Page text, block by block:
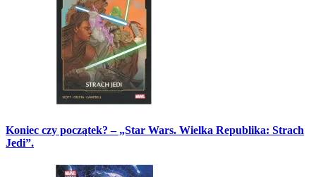
Koniec czy początek? – „Star Wars. Wielka Republika: Strach
Jedi”.